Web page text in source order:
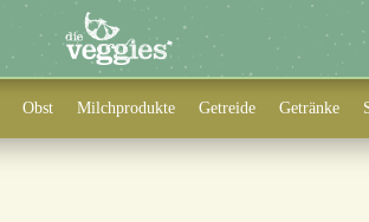
Obst Milchprodukte Getreide Getränke